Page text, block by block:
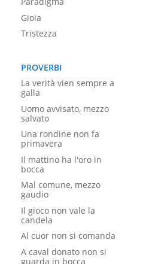
Gioia
Tristezza
PROVERBI
La verità vien sempre a
galla
Uomo avvisato, mezzo
salvato
Una rondine non fa
primavera
Il mattino ha l'oro in
bocca
Mal comune, mezzo
gaudio
Il gioco non vale la
candela
Al cuor non si comanda
A caval donato non si
guarda in bocca